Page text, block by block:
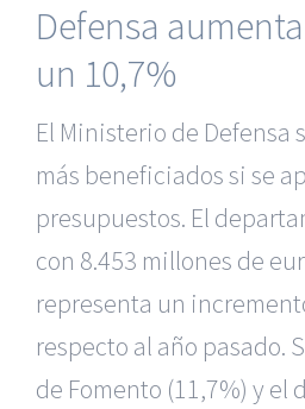
Defensa
un 10,7%
El Ministerio de Defensa
más beneficiados si se
presupuestos. El
con 8.453 millones de
representa un
respecto al año pasado.
de Fomento (11,7%) y el